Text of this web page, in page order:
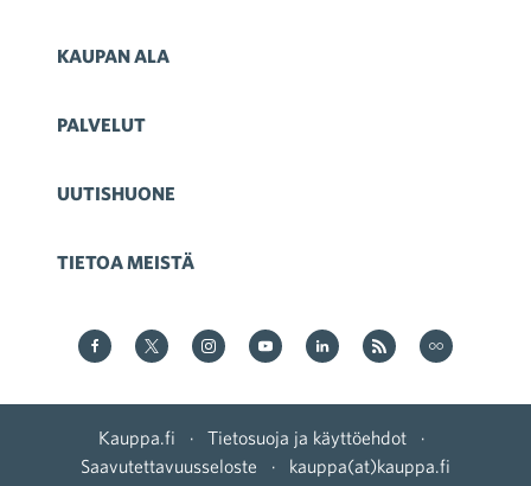
KAUPAN ALA
PALVELUT
UUTISHUONE
TIETOA MEISTÄ
Kauppa Facebookissa
Kauppa Twitterissä
Kauppa on Instagram
Kauppa YouTubesssa
Kauppa LinkedInissä
Kauppa on RSS
Kauppa.fi · Tietosuoja ja käyttöehdot
·
Saavutettavuusseloste
· kauppa(at)kauppa.fi